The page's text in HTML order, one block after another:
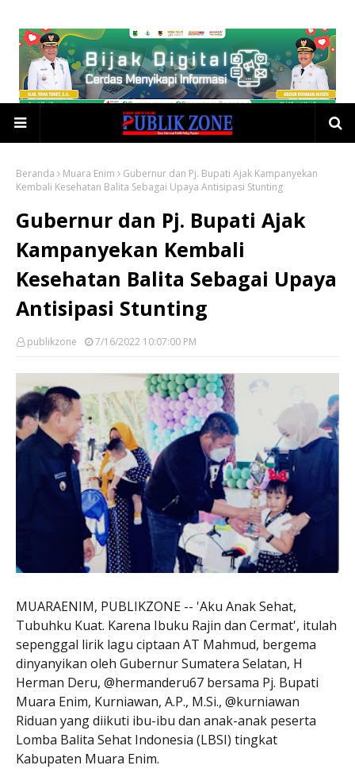
Beranda Muara Enim
Gubernur dan Pj. Bupati Ajak Kampanyekan
Kembali Kesehatan Balita Sebagai Upaya Antisipasi Stunting
Gubernur dan Pj. Bupati Ajak
Kampanyekan Kembali
Kesehatan Balita Sebagai Upaya
Antisipasi Stunting
publikzone 7/16/2022 10:07:00 PM
MUARAENIM, PUBLIKZONE -- 'Aku Anak Sehat,
Tubuhku Kuat. Karena Ibuku Rajin dan Cermat', itulah
sepenggal lirik lagu ciptaan AT Mahmud, bergema
dinyanyikan oleh Gubernur Sumatera Selatan, H
Herman Deru, @hermanderu67 bersama Pj. Bupati
Muara Enim, Kurniawan, A.P., M.Si., @kurniawan
Riduan yang diikuti ibu-ibu dan anak-anak peserta
Lomba Balita Sehat Indonesia (LBSI) tingkat
Kabupaten Muara Enim.